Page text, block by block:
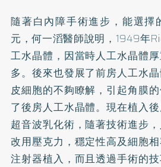
隨著白內障手術進步，能選擇
元，何一滔醫師說明，1949年
工水晶體，因當時人工水晶體
多。後來也發展了前房人工水
皮細胞的不夠瞭解，引起角膜
了後房人工水晶體。現在植入
超音波乳化術，隨著技術進步
改用壓克力，穩定性高及細胞
注射器植入，而且透過手術的